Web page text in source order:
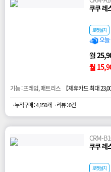
쿠쿠 레
로켓설치
오늘
월
월
기능 : 프레임, 매트리스 【제휴카드 최대
· 누적구매 : 4,150개 · 리뷰 : 0건
CRM-
쿠쿠 레
로켓설치